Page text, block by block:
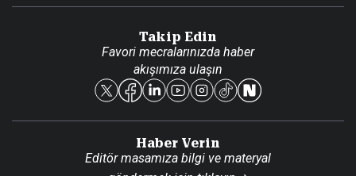
Reklam Ver
Takip Edin
Favori mecralarınızda haber
akışımıza ulaşın
Haber Verin
Editör masamıza bilgi ve materyal